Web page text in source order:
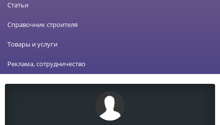
Статьи
Справочник строителя
Товары и услуги
Реклама, сотрудничество